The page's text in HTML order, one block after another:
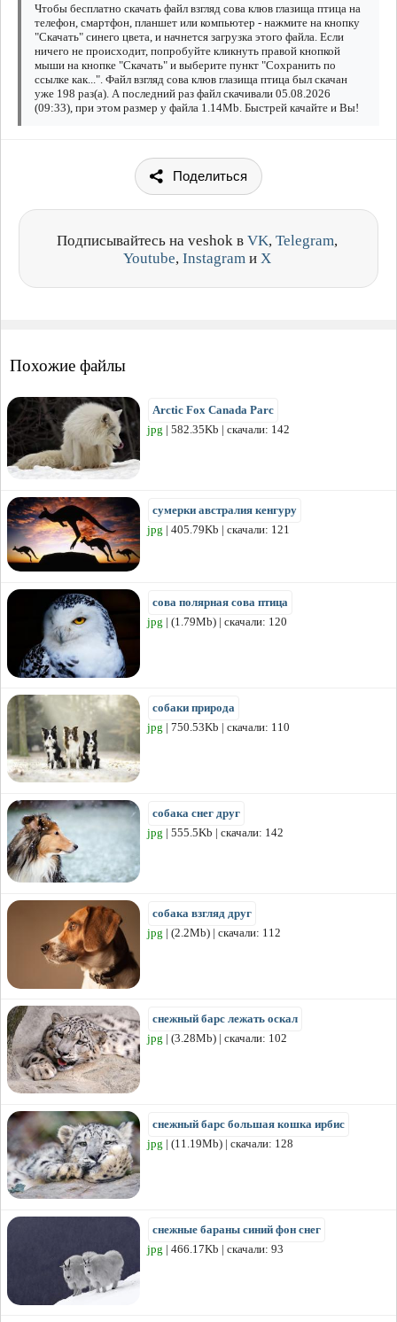
Чтобы бесплатно скачать файл взгляд сова клюв глазища птица на
телефон, смартфон, планшет или компьютер - нажмите на кнопку
"Скачать" синего цвета, и начнется загрузка этого файла. Если
ничего не происходит, попробуйте кликнуть правой кнопкой
мыши на кнопке "Скачать" и выберите пункт "Сохранить по
ссылке как...". Файл взгляд сова клюв глазища птица был скачан
уже 198 раз(а). А последний раз файл скачивали 05.08.2026
(09:33), при этом размер у файла 1.14Mb. Быстрей качайте и Вы!
Поделиться
Подписывайтесь на veshok в VK, Telegram,
Youtube, Instagram и X
Похожие файлы
Arctic Fox Canada Parc
jpg | 582.35Kb | скачали: 142
сумерки австралия кенгуру
jpg | 405.79Kb | скачали: 121
сова полярная сова птица
jpg | (1.79Mb) | скачали: 120
собаки природа
jpg | 750.53Kb | скачали: 110
собака снег друг
jpg | 555.5Kb | скачали: 142
собака взгляд друг
jpg | (2.2Mb) | скачали: 112
снежный барс лежать оскал
jpg | (3.28Mb) | скачали: 102
снежный барс большая кошка ирбис
jpg | (11.19Mb) | скачали: 128
снежные бараны синий фон снег
jpg | 466.17Kb | скачали: 93